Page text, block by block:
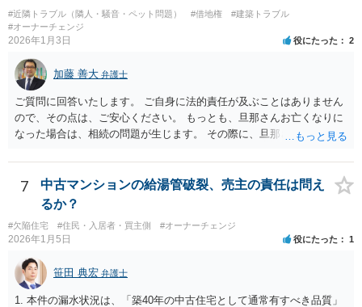
#近隣トラブル（隣人・騒音・ペット問題） #借地権
#建築トラブル
#オーナーチェンジ
2026年1月3日 役にたった 2
加藤 善大 弁護士
ご質問に回答いたします。 ご自身に法的責任が及ぶことはありません
ので、その点は、ご安心ください。 もっとも、旦那さんお亡くなりに
なった場合は、相続の問題が生じます。 その際に、旦那さんが損害賠
とにはなります。 また、建物は旦那さんも２分の１を相続したことに
なっていますが、 遺産分割未了のまま旦那さんが亡くなると、ご質問
者様がその２分の１の分を相続することになります。 借家に建ってい
る建物の相続問題が２０年以上未解決である理由が不明ではあります
が、 まずはその点をはっきりさせた方がよさそうですね。 ご質問に対
する回答は以上ですが、可能であれば、ご依頼になるかは別にして、
お近くの弁護士に直接相談されて、今後の対応についてアドバイスを
求めることをおすすめいたします。 ご参考にしていただけますと幸い
です。
7
中古マンションの給湯管破裂、売主の責任は問え
るか？
#欠陥住宅 #住民・入居者・買主側 #オーナーチェンジ
2026年1月5日 役にたった 1
笹田 典宏 弁護士
1. 本件の漏水状況は、「築40年の中古住宅として通常有すべき品質」